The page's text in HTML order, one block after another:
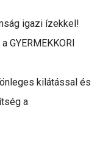
igazi ízekkel!
GYERMEKKORI
kilátással és
a